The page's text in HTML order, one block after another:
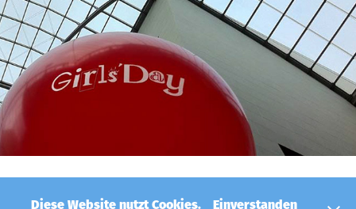
© h neun Berlin – Büro für Wissensarchitekturen
Diese Website nutzt Cookies. Einverstanden